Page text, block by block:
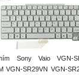
Sony Vaio VGN-
VGN-SR29VN VGN-